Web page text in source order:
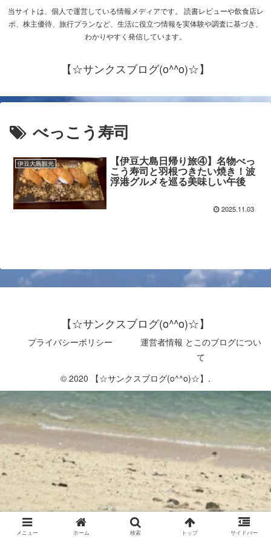
当サイトは、個人で運営している情報メディアです。 読書レビューや飲食店レ
ポ、株主優待、旅行プランなど、生活に役立つ情報を実体験や調査に基づき、
わかりやすく発信しています。
【☆サンクスブログ(o^^o)☆】
べっこう寿司
伊豆大島観光 【伊豆大島日帰り旅④】名物べっ
こう寿司と羽根つきたい焼き！波
浮港グルメを巡る美味しい午後
2025.11.03
【☆サンクスブログ(o^^o)☆】
プライバシーポリシー
運営者情報 とこのブログについ
て
© 2020 【☆サンクスブログ(o^^o)☆】.
メニュー ホーム 検索 トップ サイドバー